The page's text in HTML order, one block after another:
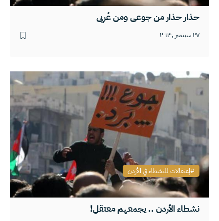
حذار حذار من جوعي ومن عُريي
٢٧ سبتمبر ,٢٠١٣
نشطاء الأردن .. يجمعهم معتقل!
إعتقالات للنشطاء في الأردن